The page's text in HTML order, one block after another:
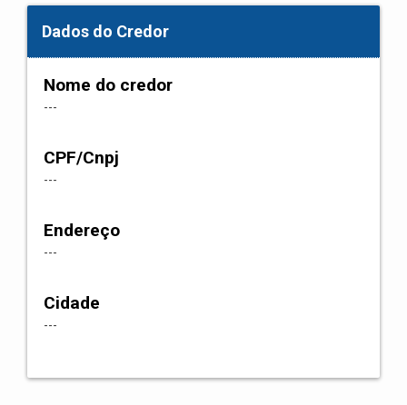
Dados do Credor
Nome do credor
---
CPF/Cnpj
---
Endereço
---
Cidade
---